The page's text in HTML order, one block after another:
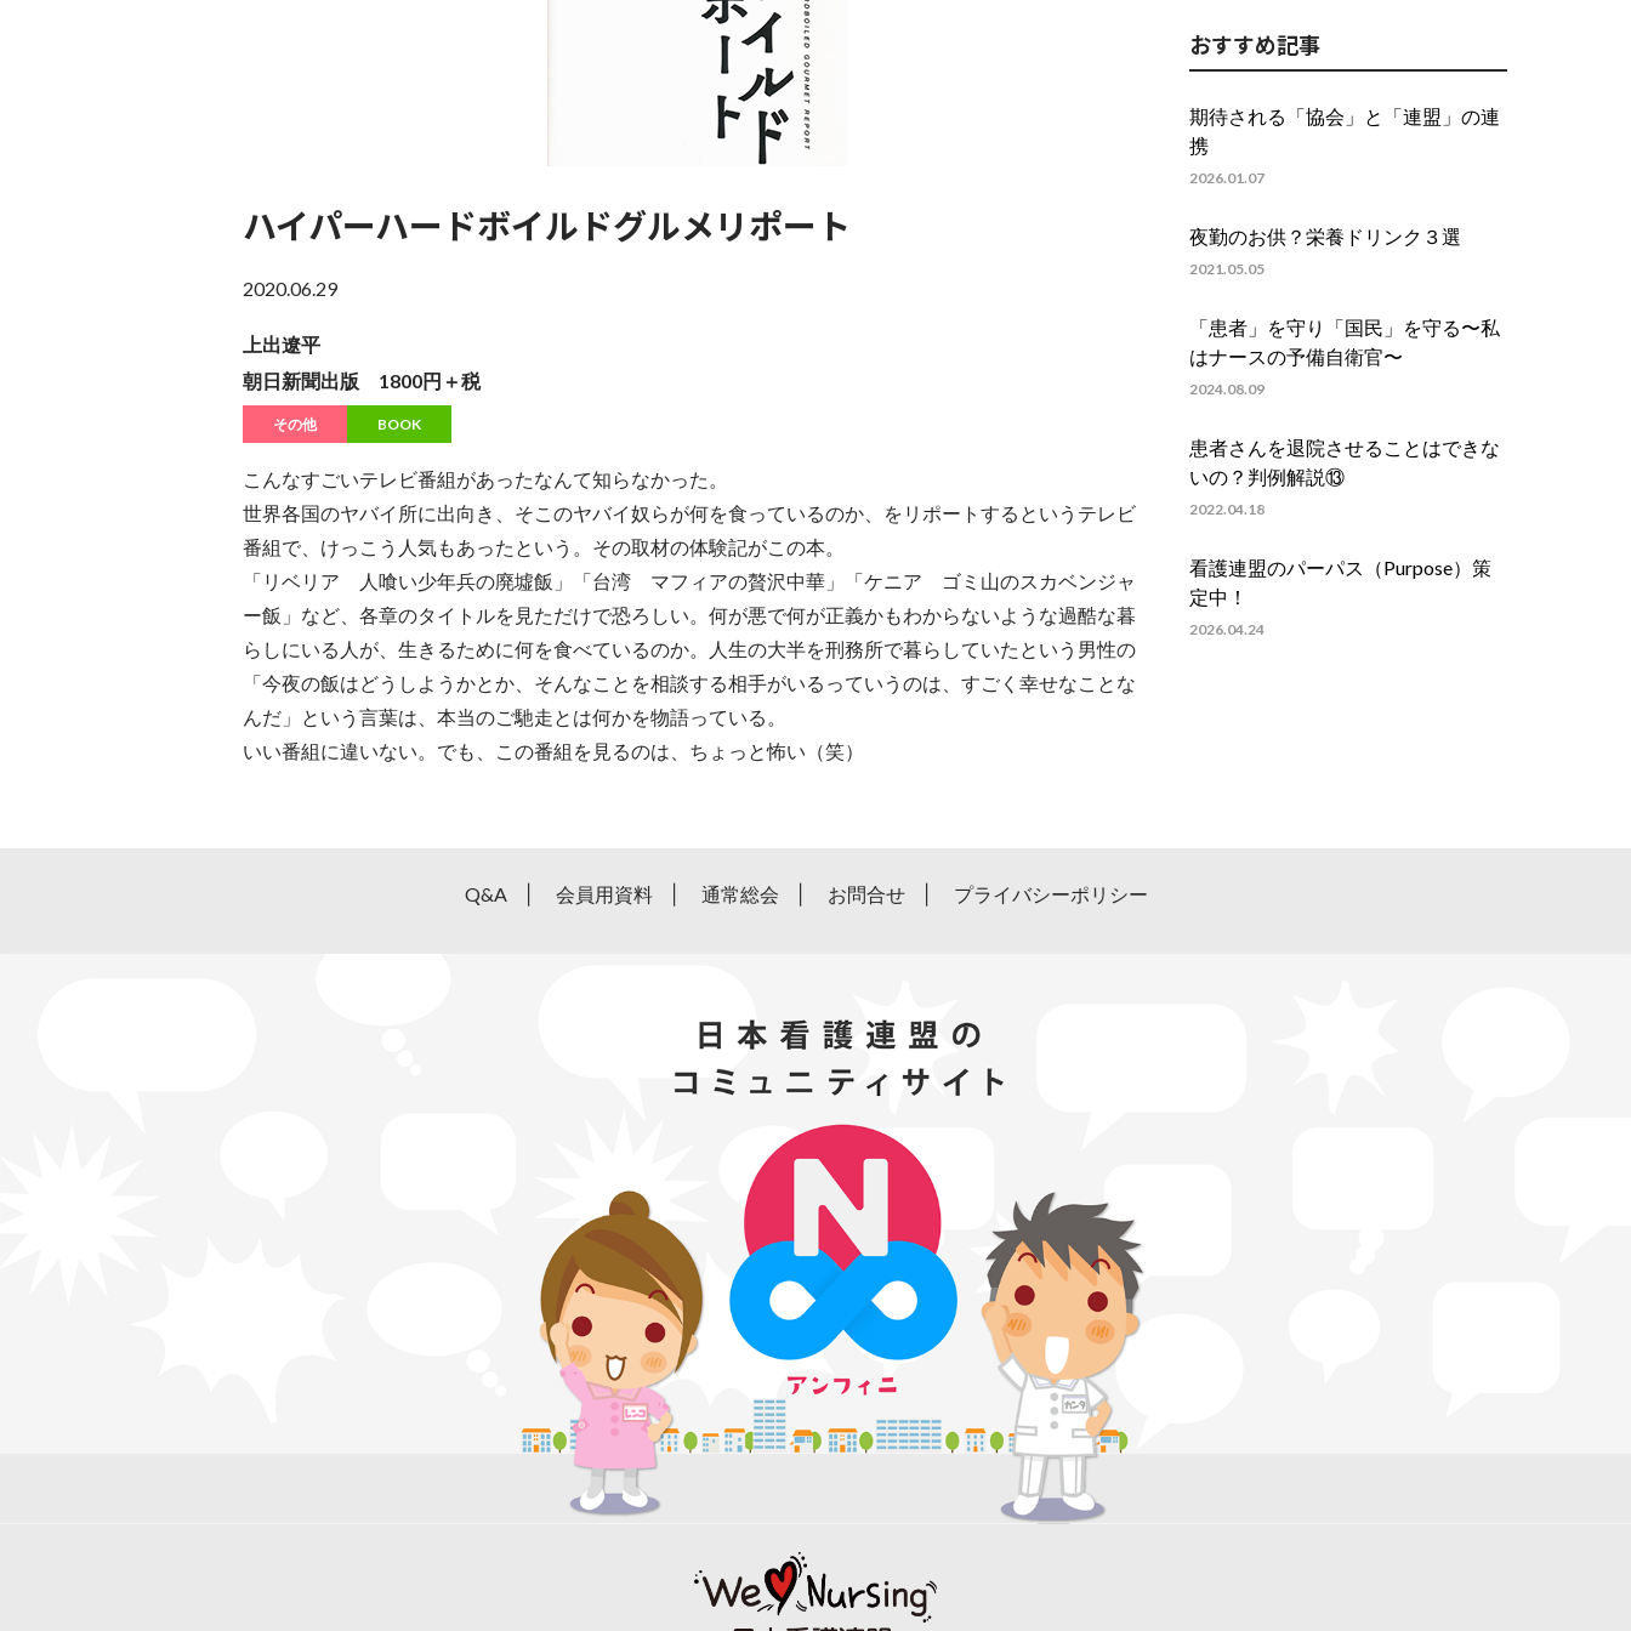
ハイパーハードボイルドグルメリポート
2020.06.29
上出遼平
朝日新聞出版 1800円＋税
その他 BOOK
こんなすごいテレビ番組があったなんて知らなかった。
世界各国のヤバイ所に出向き、そこのヤバイ奴らが何を食っているのか、をリポートするというテレビ
番組で、けっこう人気もあったという。その取材の体験記がこの本。
「リベリア 人喰い少年兵の廃墟飯」「台湾 マフィアの贅沢中華」「ケニア ゴミ山のスカベンジャ
ー飯」など、各章のタイトルを見ただけで恐ろしい。何が悪で何が正義かもわからないような過酷な暮
らしにいる人が、生きるために何を食べているのか。人生の大半を刑務所で暮らしていたという男性の
「今夜の飯はどうしようかとか、そんなことを相談する相手がいるっていうのは、すごく幸せなことな
んだ」という言葉は、本当のご馳走とは何かを物語っている。
いい番組に違いない。でも、この番組を見るのは、ちょっと怖い（笑）
おすすめ記事
期待される「協会」と「連盟」の連
携
2026.01.07
夜勤のお供？栄養ドリンク３選
2021.05.05
「患者」を守り「国民」を守る〜私
はナースの予備自衛官〜
2024.08.09
患者さんを退院させることはできな
いの？判例解説⑬
2022.04.18
看護連盟のパーパス（Purpose）策
定中！
2026.04.24
Q&A 会員用資料 通常総会 お問合せ プライバシーポリシー